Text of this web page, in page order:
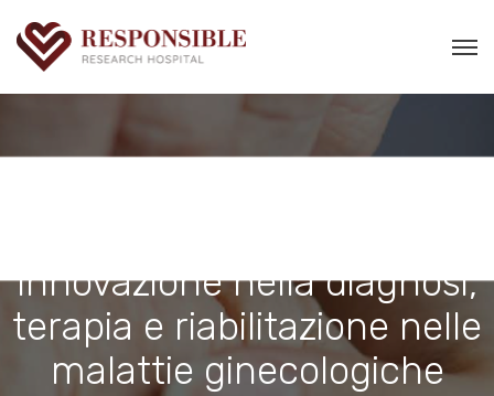
Innovazione nella diagnosi,
terapia e riabilitazione nelle
malattie ginecologiche